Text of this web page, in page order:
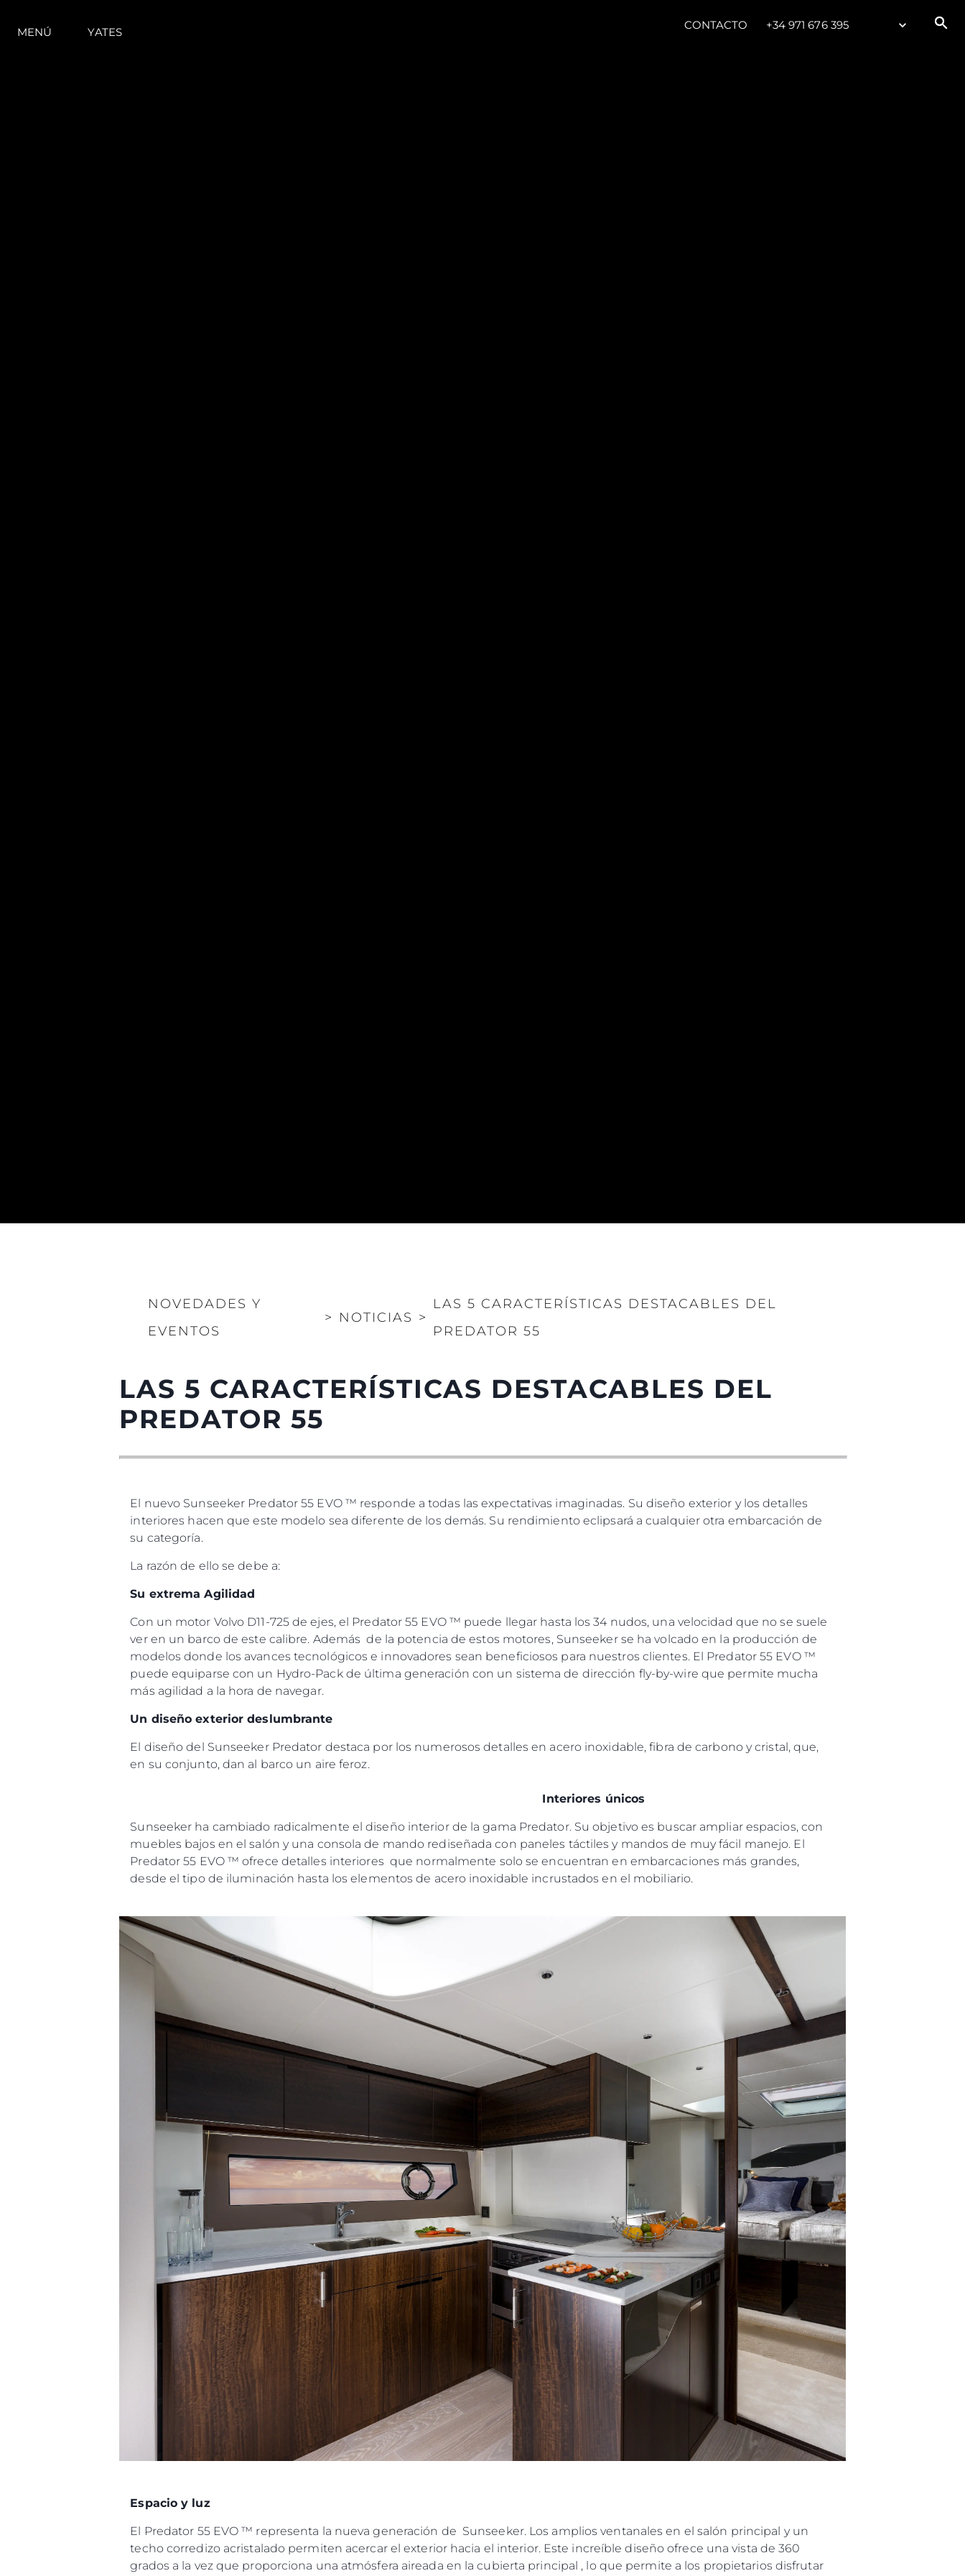
MENÚ YATES
CONTACTO +34 971 676 395
NOVEDADES Y
EVENTOS
> NOTICIAS >
LAS 5 CARACTERÍSTICAS DESTACABLES DEL
PREDATOR 55
LAS 5 CARACTERÍSTICAS DESTACABLES DEL
PREDATOR 55
El nuevo Sunseeker Predator 55 EVO ™ responde a todas las expectativas imaginadas. Su diseño exterior y los detalles
interiores hacen que este modelo sea diferente de los demás. Su rendimiento eclipsará a cualquier otra embarcación de
su categoría.
La razón de ello se debe a:
Su extrema Agilidad
Con un motor Volvo D11-725 de ejes, el Predator 55 EVO ™ puede llegar hasta los 34 nudos, una velocidad que no se suele
ver en un barco de este calibre. Además de la potencia de estos motores, Sunseeker se ha volcado en la producción de
modelos donde los avances tecnológicos e innovadores sean beneficiosos para nuestros clientes. El Predator 55 EVO ™
puede equiparse con un Hydro-Pack de última generación con un sistema de dirección fly-by-wire que permite mucha
más agilidad a la hora de navegar.
Un diseño exterior deslumbrante
El diseño del Sunseeker Predator destaca por los numerosos detalles en acero inoxidable, fibra de carbono y cristal, que,
en su conjunto, dan al barco un aire feroz.
Interiores únicos
Sunseeker ha cambiado radicalmente el diseño interior de la gama Predator. Su objetivo es buscar ampliar espacios, con
muebles bajos en el salón y una consola de mando rediseñada con paneles táctiles y mandos de muy fácil manejo. El
Predator 55 EVO ™ ofrece detalles interiores que normalmente solo se encuentran en embarcaciones más grandes,
desde el tipo de iluminación hasta los elementos de acero inoxidable incrustados en el mobiliario.
Espacio y luz
El Predator 55 EVO ™ representa la nueva generación de Sunseeker. Los amplios ventanales en el salón principal y un
techo corredizo acristalado permiten acercar el exterior hacia el interior. Este increíble diseño ofrece una vista de 360 ​​
grados a la vez que proporciona una atmósfera aireada en la cubierta principal , lo que permite a los propietarios disfrutar
Información
Mapa
Contacto
Preferencias De Cookies
Legal
POLÍTICA DE PRIVACIDAD
¿Quiénes Somos?
Brokerage
Innovación
El Equipo
Estilo De Vida
Historia
Valore Su Embarcación